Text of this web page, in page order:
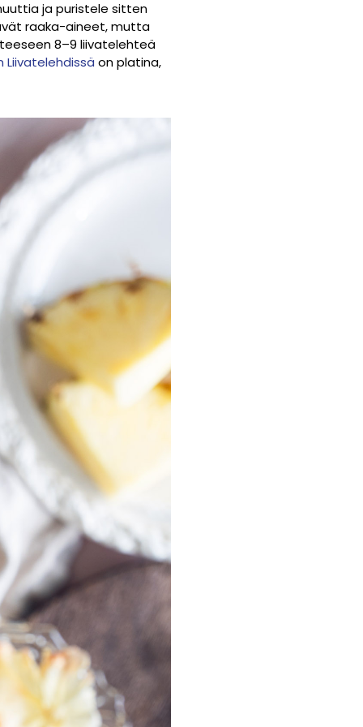
ja puristele sitten
raaka-aineet, mutta
8–9 liivatelehteä
Liivatelehdissä on platina,